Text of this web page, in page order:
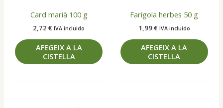
Card marià 100 g
2,72€ IVA incluido
AFEGEIX A LA
CISTELLA
Farigola herbes 50 g
1,99€ IVA incluido
AFEGEIX A LA
CISTELLA